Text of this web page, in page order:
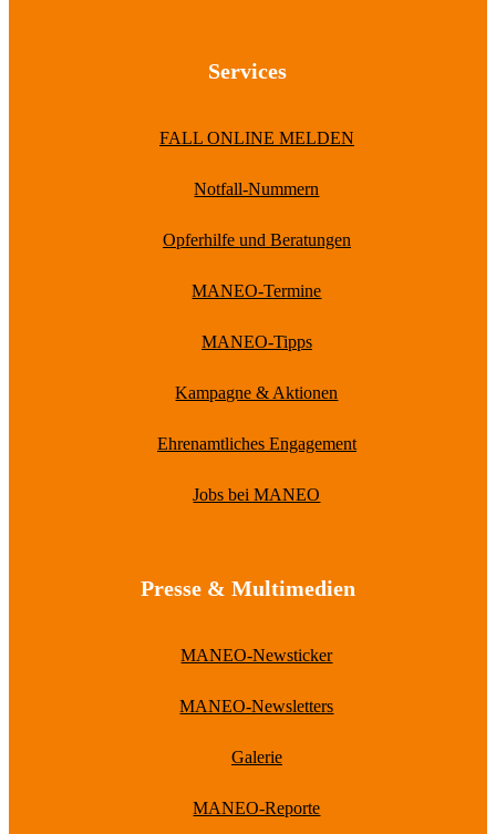
Services
FALL ONLINE MELDEN
Notfall-Nummern
Opferhilfe und Beratungen
MANEO-Termine
MANEO-Tipps
Kampagne & Aktionen
Ehrenamtliches Engagement
Jobs bei MANEO
Presse & Multimedien
MANEO-Newsticker
MANEO-Newsletters
Galerie
MANEO-Reporte